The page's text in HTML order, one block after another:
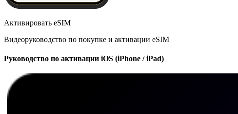
Активировать eSIM
Видеоруководство по покупке и активации eSIM
Руководство по активации iOS (iPhone / iPad)